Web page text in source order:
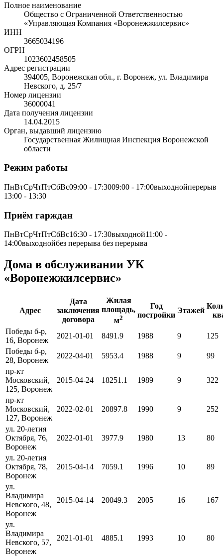
Полное наименование
Общество с Ограниченной Ответственностью
«Управляющая Компания «Воронежжилсервис»
ИНН
3665034196
ОГРН
1023602458505
Адрес регистрации
394005, Воронежская обл., г. Воронеж, ул. Владимира
Невского, д. 25/7
Номер лицензии
36000041
Дата получения лицензии
14.04.2015
Орган, выдавший лицензию
Государственная Жилищная Инспекция Воронежской
области
Режим работы
ПнВтСрЧтПтСбВс09:00 - 17:3009:00 - 17:00выходнойперерыв
13:00 - 13:30
Приём гарждан
ПнВтСрЧтПтСбВс16:30 - 17:30выходной11:00 -
14:00выходнойбез перерыва без перерыва
Дома в обслуживании УК
«Воронежжилсервис»
Адрес
Дата
заключения
договора
Жилая
площадь,
м2
Год
постройки
Этажей
Победы б-р,
16, Воронеж
2021-01-01 8491.9 1988 9
125
Победы б-р,
28, Воронеж
2022-04-01 5953.4 1988 9
99
пр-кт
Московский,
125, Воронеж
2015-04-24 18251.1 1989 9 322
пр-кт
Московский,
127, Воронеж
2022-02-01 20897.8 1990 9 252
ул. 20-летия
Октября, 76,
Воронеж
2022-01-01 3977.9 1980 13 80
ул. 20-летия
Октября, 78,
Воронеж
2015-04-14 7059.1 1996 10 89
ул.
Владимира
Невского, 48,
Воронеж
2015-04-14 20049.3 2005 16 167
ул.
Владимира
Невского, 57,
Воронеж
2021-01-01 4885.1 1993 10 80